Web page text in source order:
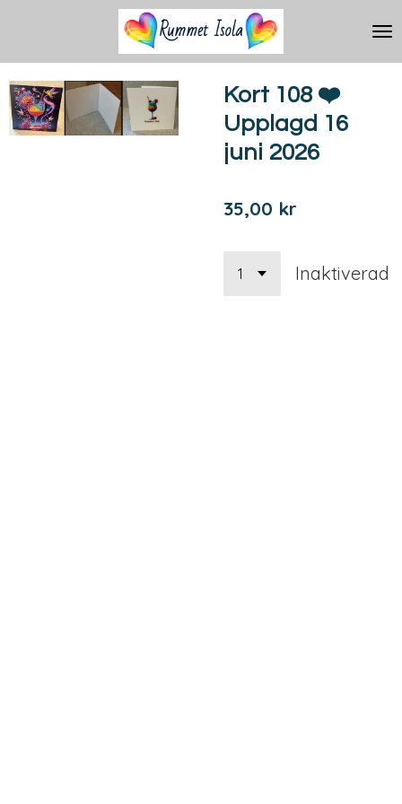
huvudinnehållet
Kort 108 ❤️
Upplagd 16
juni 2026
35,00 kr
Inaktiverad